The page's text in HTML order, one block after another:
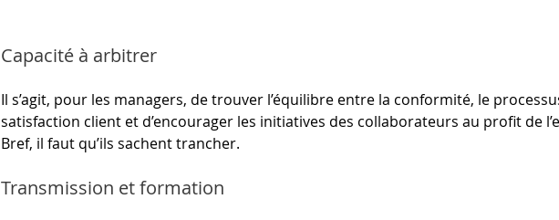
Capacité à arbitrer
Il s’agit, pour les managers, de trouver l’équilibre entre la conformité, le
satisfaction client et d’encourager les initiatives des collaborateurs au profit de
Bref, il faut qu’ils sachent trancher.
Transmission et formation